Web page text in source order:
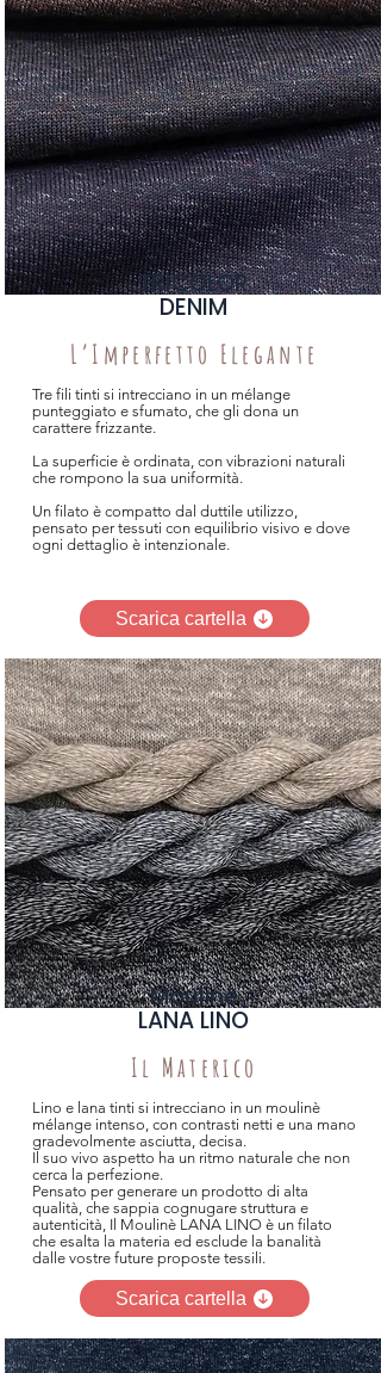
TRICOLOR
DENIM
L’Imperfetto Elegante
Tre fili tinti si intrecciano in un mélange
punteggiato e sfumato, che gli dona un
carattere frizzante.
La superficie è ordinata, con vibrazioni naturali
che rompono la sua uniformità.
Un filato è compatto dal duttile utilizzo,
pensato per tessuti con equilibrio visivo e dove
ogni dettaglio è intenzionale.
Scarica cartella
Moulinè
LANA LINO
Il Materico
Lino e lana tinti si intrecciano in un moulinè
mélange intenso, con contrasti netti e una mano
gradevolmente asciutta, decisa.
Il suo vivo aspetto ha un ritmo naturale che non
cerca la perfezione.
Pensato per generare un prodotto di alta
qualità, che sappia cognugare struttura e
autenticità, Il Moulinè LANA LINO è un filato
che esalta la materia ed esclude la banalità
dalle vostre future proposte tessili.
Scarica cartella